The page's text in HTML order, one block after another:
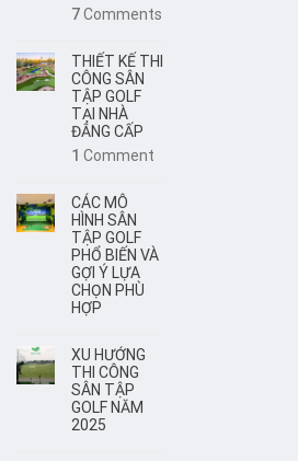
7Comments
THIẾT KẾ THI
CÔNG SÂN
TẬP GOLF
TẠI NHÀ
ĐẲNG CẤP
1 Comment
CÁC MÔ
HÌNH SÂN
TẬP GOLF
PHỔ BIẾN VÀ
GỢI Ý LỰA
CHỌN PHÙ
HỢP
XU HƯỚNG
THI CÔNG
SÂN TẬP
GOLF NĂM
2025